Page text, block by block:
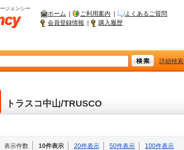
ジェンシー
ホーム ご利用案内
よくあるご質問
会員登録情報
購入履歴
詳細検索
トラスコ中山/TRUSCO
表示件数 10件表示 20件表示 50件表示 100件表示